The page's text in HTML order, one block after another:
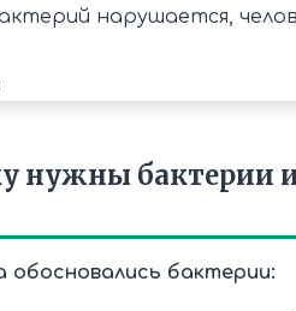
нарушается,
нужны бактерии
обосновались бактерии: